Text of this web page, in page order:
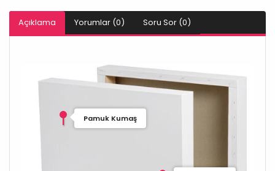
Açıklama Yorumlar (0) Soru Sor (0)
Pamuk Kumaş